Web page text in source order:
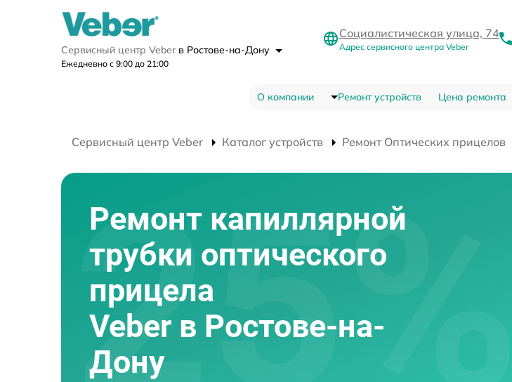
Сервисный центр Veber в Ростове-на-Дону
Ежедневно с 9:00 до 21:00
Социалистическая улица, 74
Адрес сервисного центра Veber
О компании Ремонт устройств Цена ремонта
Сервисный центр Veber Каталог устройств Ремонт Оптических прицелов
Ремонт капиллярной
трубки оптического
прицела
Veber в Ростове-на-
Дону